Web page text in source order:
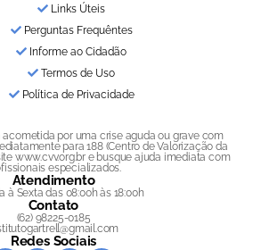
Links Úteis
Perguntas Frequêntes
Informe ao Cidadão
Termos de Uso
Política de Privacidade
acometida por uma crise aguda ou grave com
para 188 (Centro de Valorização da
www.cvv.org.br e busque ajuda imediata com
especializados.
Atendimento
à Sexta das 08:00h às 18:00h
Contato
(62) 98225-0185
Redes Sociais